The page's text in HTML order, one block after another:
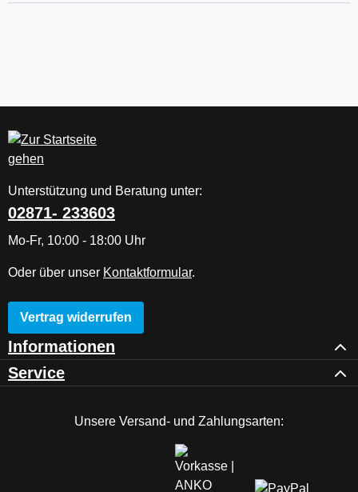
Unterstützung und Beratung unter:
02871- 233603
Mo-Fr, 10:00 - 18:00 Uhr
Oder über unser Kontaktformular.
Vertrag widerrufen
Informationen
Service
Unsere Versand- und Zahlungsarten: